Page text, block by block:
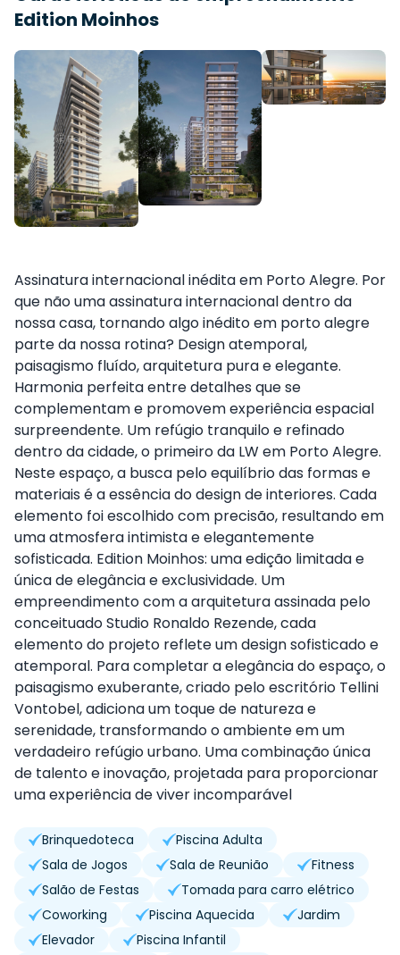
Edition Moinhos
Assinatura internacional inédita em Porto Alegre. Por
que não uma assinatura internacional dentro da
nossa casa, tornando algo inédito em porto alegre
parte da nossa rotina? Design atemporal,
paisagismo fluído, arquitetura pura e elegante.
Harmonia perfeita entre detalhes que se
complementam e promovem experiência espacial
surpreendente. Um refúgio tranquilo e refinado
dentro da cidade, o primeiro da LW em Porto Alegre.
Neste espaço, a busca pelo equilíbrio das formas e
materiais é a essência do design de interiores. Cada
elemento foi escolhido com precisão, resultando em
uma atmosfera intimista e elegantemente
sofisticada. Edition Moinhos: uma edição limitada e
única de elegância e exclusividade. Um
empreendimento com a arquitetura assinada pelo
conceituado Studio Ronaldo Rezende, cada
elemento do projeto reflete um design sofisticado e
atemporal. Para completar a elegância do espaço, o
paisagismo exuberante, criado pelo escritório Tellini
Vontobel, adiciona um toque de natureza e
serenidade, transformando o ambiente em um
verdadeiro refúgio urbano. Uma combinação única
de talento e inovação, projetada para proporcionar
uma experiência de viver incomparável
Brinquedoteca
Piscina Adulta
Sala de Jogos
Sala de Reunião
Fitness
Salão de Festas
Tomada para carro elétrico
Coworking
Piscina Aquecida
Jardim
Elevador
Piscina Infantil